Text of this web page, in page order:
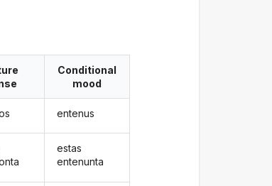
Conditional
mood
entenus
estas
entenunta